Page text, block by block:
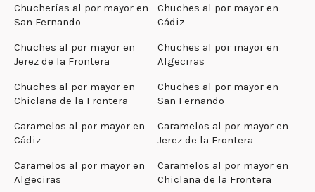
Chucherías al por mayor en
San Fernando
Chuches al por mayor en
Cádiz
Chuches al por mayor en
Jerez de la Frontera
Chuches al por mayor en
Algeciras
Chuches al por mayor en
Chiclana de la Frontera
Chuches al por mayor en
San Fernando
Caramelos al por mayor en
Cádiz
Caramelos al por mayor en
Jerez de la Frontera
Caramelos al por mayor en
Algeciras
Caramelos al por mayor en
Chiclana de la Frontera